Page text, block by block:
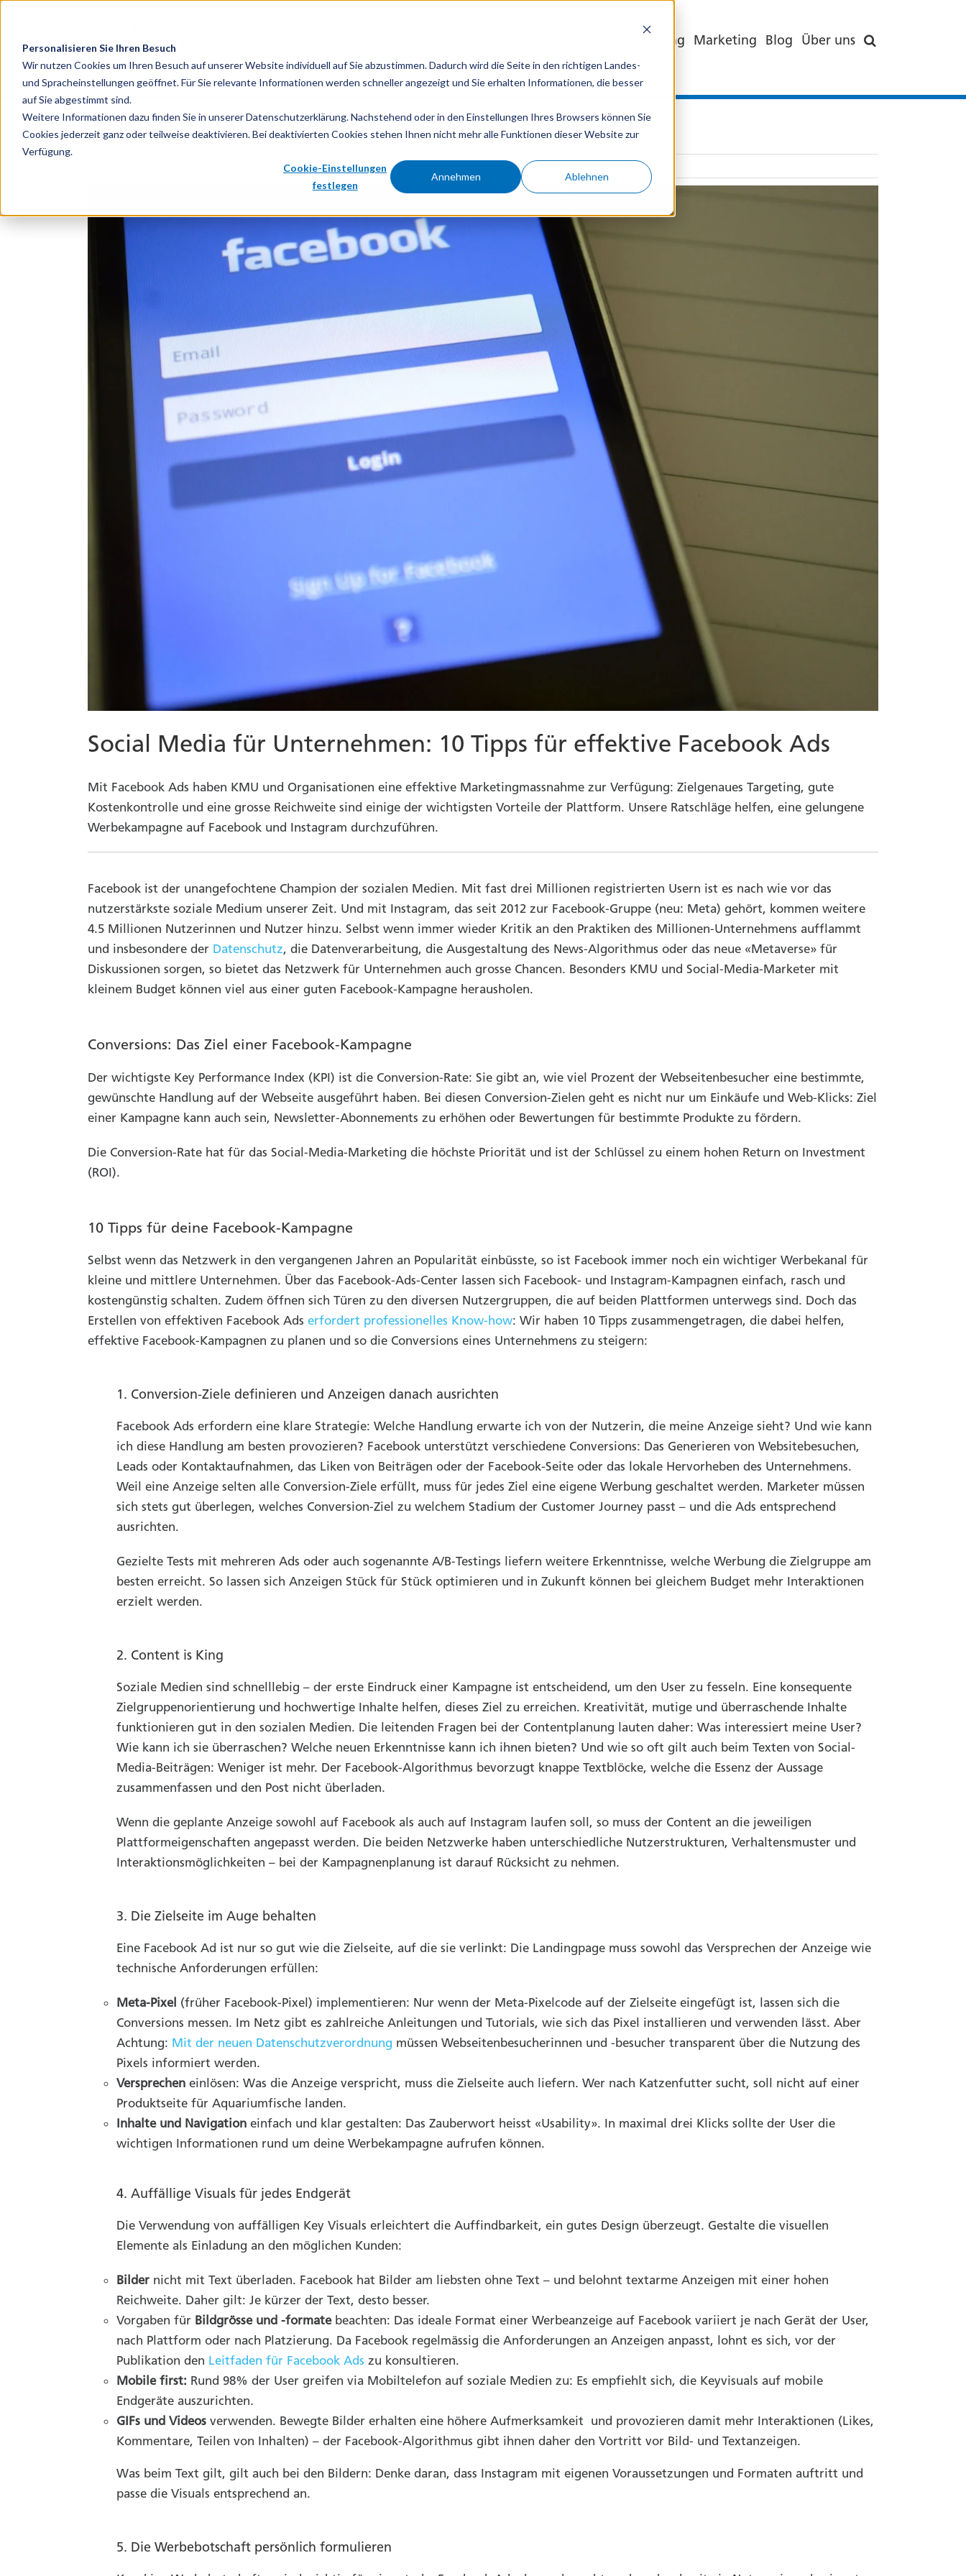
Personalisieren Sie Ihren Besuch
Wir nutzen Cookies um Ihren Besuch auf unserer Website individuell auf Sie abzustimmen. Dadurch wird die Seite in den richtigen Landes-
und Spracheinstellungen geöffnet. Für Sie relevante Informationen werden schneller angezeigt und Sie erhalten Informationen, die besser
auf Sie abgestimmt sind.
Weitere Informationen dazu finden Sie in unserer Datenschutzerklärung. Nachstehend oder in den Einstellungen Ihres Browsers können Sie
Cookies jederzeit ganz oder teilweise deaktivieren. Bei deaktivierten Cookies stehen Ihnen nicht mehr alle Funktionen dieser Website zur
Verfügung.
Cookie-Einstellungen
festlegen
Annehmen Ablehnen
Branding Marketing Blog Über uns
Social Media für Unternehmen: 10 Tipps für effektive Facebook Ads
Mit Facebook Ads haben KMU und Organisationen eine effektive Marketingmassnahme zur Verfügung: Zielgenaues Targeting, gute
Kostenkontrolle und eine grosse Reichweite sind einige der wichtigsten Vorteile der Plattform. Unsere Ratschläge helfen, eine gelungene
Werbekampagne auf Facebook und Instagram durchzuführen.
Facebook ist der unangefochtene Champion der sozialen Medien. Mit fast drei Millionen registrierten Usern ist es nach wie vor das
nutzerstärkste soziale Medium unserer Zeit. Und mit Instagram, das seit 2012 zur Facebook-Gruppe (neu: Meta) gehört, kommen weitere
4.5 Millionen Nutzerinnen und Nutzer hinzu. Selbst wenn immer wieder Kritik an den Praktiken des Millionen-Unternehmens aufflammt
und insbesondere der Datenschutz, die Datenverarbeitung, die Ausgestaltung des News-Algorithmus oder das neue «Metaverse» für
Diskussionen sorgen, so bietet das Netzwerk für Unternehmen auch grosse Chancen. Besonders KMU und Social-Media-Marketer mit
kleinem Budget können viel aus einer guten Facebook-Kampagne herausholen.
Conversions: Das Ziel einer Facebook-Kampagne
Der wichtigste Key Performance Index (KPI) ist die Conversion-Rate: Sie gibt an, wie viel Prozent der Webseitenbesucher eine bestimmte,
gewünschte Handlung auf der Webseite ausgeführt haben. Bei diesen Conversion-Zielen geht es nicht nur um Einkäufe und Web-Klicks: Ziel
einer Kampagne kann auch sein, Newsletter-Abonnements zu erhöhen oder Bewertungen für bestimmte Produkte zu fördern.
Die Conversion-Rate hat für das Social-Media-Marketing die höchste Priorität und ist der Schlüssel zu einem hohen Return on Investment
(ROI).
10 Tipps für deine Facebook-Kampagne
Selbst wenn das Netzwerk in den vergangenen Jahren an Popularität einbüsste, so ist Facebook immer noch ein wichtiger Werbekanal für
kleine und mittlere Unternehmen. Über das Facebook-Ads-Center lassen sich Facebook- und Instagram-Kampagnen einfach, rasch und
kostengünstig schalten. Zudem öffnen sich Türen zu den diversen Nutzergruppen, die auf beiden Plattformen unterwegs sind. Doch das
Erstellen von effektiven Facebook Ads erfordert professionelles Know-how: Wir haben 10 Tipps zusammengetragen, die dabei helfen,
effektive Facebook-Kampagnen zu planen und so die Conversions eines Unternehmens zu steigern:
1. Conversion-Ziele definieren und Anzeigen danach ausrichten
Facebook Ads erfordern eine klare Strategie: Welche Handlung erwarte ich von der Nutzerin, die meine Anzeige sieht? Und wie kann
ich diese Handlung am besten provozieren? Facebook unterstützt verschiedene Conversions: Das Generieren von Websitebesuchen,
Leads oder Kontaktaufnahmen, das Liken von Beiträgen oder der Facebook-Seite oder das lokale Hervorheben des Unternehmens.
Weil eine Anzeige selten alle Conversion-Ziele erfüllt, muss für jedes Ziel eine eigene Werbung geschaltet werden. Marketer müssen
sich stets gut überlegen, welches Conversion-Ziel zu welchem Stadium der Customer Journey passt – und die Ads entsprechend
ausrichten.
Gezielte Tests mit mehreren Ads oder auch sogenannte A/B-Testings liefern weitere Erkenntnisse, welche Werbung die Zielgruppe am
besten erreicht. So lassen sich Anzeigen Stück für Stück optimieren und in Zukunft können bei gleichem Budget mehr Interaktionen
erzielt werden.
2. Content is King
Soziale Medien sind schnelllebig – der erste Eindruck einer Kampagne ist entscheidend, um den User zu fesseln. Eine konsequente
Zielgruppenorientierung und hochwertige Inhalte helfen, dieses Ziel zu erreichen. Kreativität, mutige und überraschende Inhalte
funktionieren gut in den sozialen Medien. Die leitenden Fragen bei der Contentplanung lauten daher: Was interessiert meine User?
Wie kann ich sie überraschen? Welche neuen Erkenntnisse kann ich ihnen bieten? Und wie so oft gilt auch beim Texten von Social-
Media-Beiträgen: Weniger ist mehr. Der Facebook-Algorithmus bevorzugt knappe Textblöcke, welche die Essenz der Aussage
zusammenfassen und den Post nicht überladen.
Wenn die geplante Anzeige sowohl auf Facebook als auch auf Instagram laufen soll, so muss der Content an die jeweiligen
Plattformeigenschaften angepasst werden. Die beiden Netzwerke haben unterschiedliche Nutzerstrukturen, Verhaltensmuster und
Interaktionsmöglichkeiten – bei der Kampagnenplanung ist darauf Rücksicht zu nehmen.
3. Die Zielseite im Auge behalten
Eine Facebook Ad ist nur so gut wie die Zielseite, auf die sie verlinkt: Die Landingpage muss sowohl das Versprechen der Anzeige wie
technische Anforderungen erfüllen:
Meta-Pixel (früher Facebook-Pixel) implementieren: Nur wenn der Meta-Pixelcode auf der Zielseite eingefügt ist, lassen sich die
Conversions messen. Im Netz gibt es zahlreiche Anleitungen und Tutorials, wie sich das Pixel installieren und verwenden lässt. Aber
Achtung: Mit der neuen Datenschutzverordnung müssen Webseitenbesucherinnen und -besucher transparent über die Nutzung des
Pixels informiert werden.
Versprechen einlösen: Was die Anzeige verspricht, muss die Zielseite auch liefern. Wer nach Katzenfutter sucht, soll nicht auf einer
Produktseite für Aquariumfische landen.
Inhalte und Navigation einfach und klar gestalten: Das Zauberwort heisst «Usability». In maximal drei Klicks sollte der User die
wichtigen Informationen rund um deine Werbekampagne aufrufen können.
4. Auffällige Visuals für jedes Endgerät
Die Verwendung von auffälligen Key Visuals erleichtert die Auffindbarkeit, ein gutes Design überzeugt. Gestalte die visuellen
Elemente als Einladung an den möglichen Kunden:
Bilder nicht mit Text überladen. Facebook hat Bilder am liebsten ohne Text – und belohnt textarme Anzeigen mit einer hohen
Reichweite. Daher gilt: Je kürzer der Text, desto besser.
Vorgaben für Bildgrösse und -formatebeachten: Das ideale Format einer Werbeanzeige auf Facebook variiert je nach Gerät der User,
nach Plattform oder nach Platzierung. Da Facebook regelmässig die Anforderungen an Anzeigen anpasst, lohnt es sich, vor der
Publikation den Leitfaden für Facebook Ads zu konsultieren.
Mobile first: Rund 98% der User greifen via Mobiltelefon auf soziale Medien zu: Es empfiehlt sich, die Keyvisuals auf mobile
Endgeräte auszurichten.
GIFs und Videos verwenden. Bewegte Bilder erhalten eine höhere Aufmerksamkeit und provozieren damit mehr Interaktionen (Likes,
Kommentare, Teilen von Inhalten) – der Facebook-Algorithmus gibt ihnen daher den Vortritt vor Bild- und Textanzeigen.
Was beim Text gilt, gilt auch bei den Bildern: Denke daran, dass Instagram mit eigenen Voraussetzungen und Formaten auftritt und
passe die Visuals entsprechend an.
5. Die Werbebotschaft persönlich formulieren